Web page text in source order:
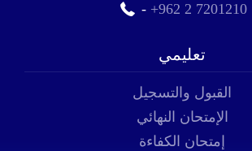
- +962 2 7201210
تعليمي
القبول والتسجيل
الإمتحان النهائي
إمتحان الكفاءة